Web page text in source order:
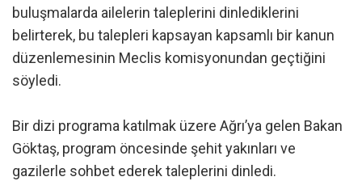
buluşmalarda ailelerin taleplerini dinlediklerini
belirterek, bu talepleri kapsayan kapsamlı bir kanun
düzenlemesinin Meclis komisyonundan geçtiğini
söyledi.
Bir dizi programa katılmak üzere Ağrı’ya gelen Bakan
Göktaş, program öncesinde şehit yakınları ve
gazilerle sohbet ederek taleplerini dinledi.